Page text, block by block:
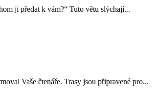
ji předat k vám?“ Tuto větu slýchají...
Vaše čtenáře. Trasy jsou připravené pro...